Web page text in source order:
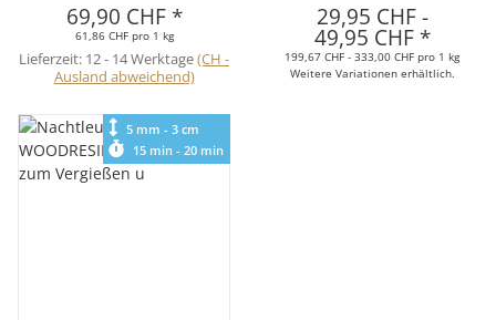
69,90 CHF *
61,86 CHF pro 1 kg
Lieferzeit: 12 - 14 Werktage(CH -
Ausland abweichend)
29,95 CHF-
49,95 CHF *
199,67 CHF - 333,00 CHF pro 1 kg
Weitere Variationen erhältlich.
5 mm - 3 cm
15 min - 20 min